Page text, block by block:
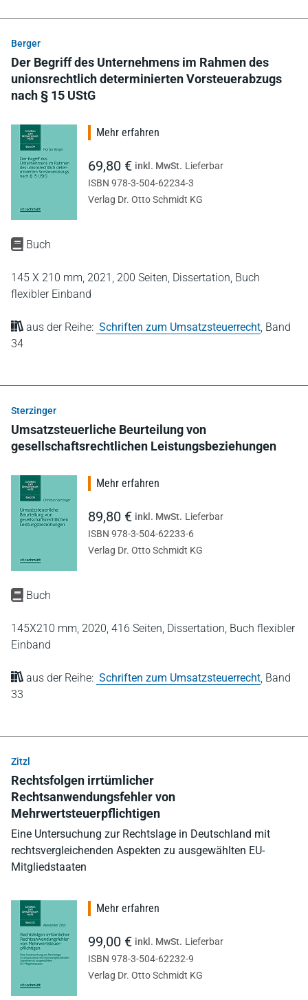
Berger
Der Begriff des Unternehmens im Rahmen des
unionsrechtlich determinierten Vorsteuerabzugs
nach § 15 UStG
Buch
145 X 210 mm, 2021, 200 Seiten, Dissertation, Buch
flexibler Einband
aus der Reihe: Schriften zum Umsatzsteuerrecht Band
34
Mehr erfahren
69,80 € inkl. MwSt. Lieferbar
ISBN 978-3-504-62234-3
Verlag Dr. Otto Schmidt KG
Sterzinger
Umsatzsteuerliche Beurteilung von
gesellschaftsrechtlichen Leistungsbeziehungen
Buch
145X210 mm, 2020, 416 Seiten, Dissertation, Buch flexibler
Einband
aus der Reihe: Schriften zum Umsatzsteuerrecht Band
33
Mehr erfahren
89,80 € inkl. MwSt. Lieferbar
ISBN 978-3-504-62233-6
Verlag Dr. Otto Schmidt KG
Zitzl
Rechtsfolgen irrtümlicher
Rechtsanwendungsfehler von
Mehrwertsteuerpflichtigen
Eine Untersuchung zur Rechtslage in Deutschland mit
rechtsvergleichenden Aspekten zu ausgewählten EU-
Mitgliedstaaten
Mehr erfahren
99,00 € inkl. MwSt. Lieferbar
ISBN 978-3-504-62232-9
Verlag Dr. Otto Schmidt KG